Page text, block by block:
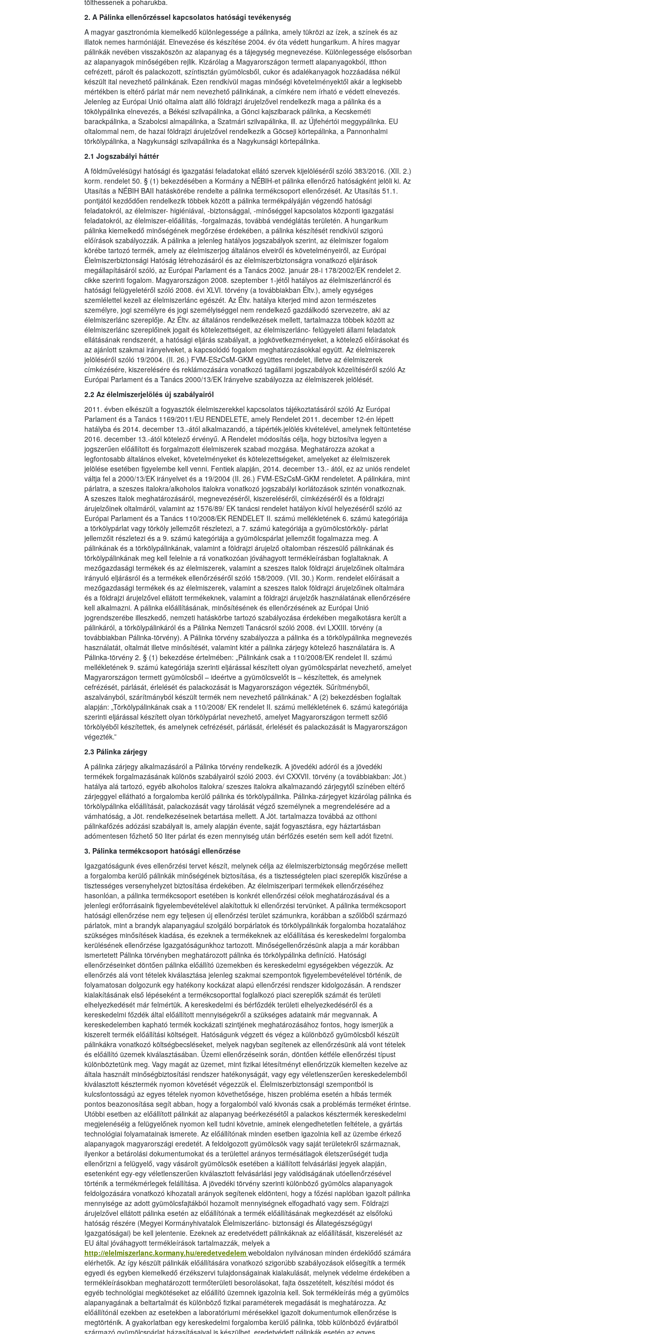
tölthessenek a poharukba.
2. A Pálinka ellenőrzéssel kapcsolatos hatósági tevékenység
A magyar gasztronómia kiemelkedő különlegessége a pálinka, amely tükrözi az ízek, a színek és az
illatok nemes harmóniáját. Elnevezése és készítése 2004. év óta védett hungarikum. A híres magyar
pálinkák nevében visszaköszön az alapanyag és a tájegység megnevezése. Különlegessége elsősorban
az alapanyagok minőségében rejlik. Kizárólag a Magyarországon termett alapanyagokból, itthon
cefrézett, párolt és palackozott, színtisztán gyümölcsből, cukor és adalékanyagok hozzáadása nélkül
készült ital nevezhető pálinkának. Ezen rendkívül magas minőségi követelményektől akár a legkisebb
mértékben is eltérő párlat már nem nevezhető pálinkának, a címkére nem írható e védett elnevezés.
Jelenleg az Európai Unió oltalma alatt álló földrajzi árujelzővel rendelkezik maga a pálinka és a
tökölypálinka elnevezés, a Békési szilvapálinka, a Gönci kajszibarack pálinka, a Kecskeméti
barackpálinka, a Szabolcsi almapálinka, a Szatmári szilvapálinka, ill. az Újfehértói meggypálinka. EU
oltalommal nem, de hazai földrajzi árujelzővel rendelkezik a Göcseji körtepálinka, a Pannonhalmi
törkölypálinka, a Nagykunsági szilvapálinka és a Nagykunsági körtepálinka.
2.1 Jogszabályi háttér
A földművelésügyi hatósági és igazgatási feladatokat ellátó szervek kijelöléséről szóló 383/2016. (XII. 2.)
korm. rendelet 50. § (1) bekezdésében a Kormány a NÉBIH-et pálinka ellenőrző hatóságként jelöli ki. Az
Utasítás a NÉBIH BAII hatáskörébe rendelte a pálinka termékcsoport ellenőrzését. Az Utasítás 51.1.
pontjától kezdődően rendelkezik többek között a pálinka termékpályáján végzendő hatósági
feladatokról, az élelmiszer- higiéniával, -biztonsággal, -minőséggel kapcsolatos központi igazgatási
feladatokról, az élelmiszer-előállítás, -forgalmazás, továbbá vendéglátás területén. A hungarikum
pálinka kiemelkedő minőségének megőrzése érdekében, a pálinka készítését rendkívül szigorú
előírások szabályozzák. A pálinka a jelenleg hatályos jogszabályok szerint, az élelmiszer fogalom
körébe tartozó termék, amely az élelmiszerjog általános elveiről és követelményeiről, az Európai
Élelmiszerbiztonsági Hatóság létrehozásáról és az élelmiszerbiztonságra vonatkozó eljárások
megállapításáról szóló, az Európai Parlament és a Tanács 2002. január 28-i 178/2002/EK rendelet 2.
cikke szerinti fogalom. Magyarországon 2008. szeptember 1-jétől hatályos az élelmiszerláncról és
hatósági felügyeletéről szóló 2008. évi XLVI. törvény (a továbbiakban Éltv.), amely egységes
szemlélettel kezeli az élelmiszerlánc egészét. Az Éltv. hatálya kiterjed mind azon természetes
személyre, jogi személyre és jogi személyiséggel nem rendelkező gazdálkodó szervezetre, aki az
élelmiszerlánc szereplője. Az Éltv. az általános rendelkezések mellett, tartalmazza többek között az
élelmiszerlánc szereplőinek jogait és kötelezettségeit, az élelmiszerlánc- felügyeleti állami feladatok
ellátásának rendszerét, a hatósági eljárás szabályait, a jogkövetkezményeket, a kötelező előírásokat és
az ajánlott szakmai irányelveket, a kapcsolódó fogalom meghatározásokkal együtt. Az élelmiszerek
jelöléséről szóló 19/2004. (II. 26.) FVM-ESzCsM-GKM együttes rendelet, illetve az élelmiszerek
címkézésére, kiszerelésére és reklámozására vonatkozó tagállami jogszabályok közelítéséről szóló Az
Európai Parlament és a Tanács 2000/13/EK Irányelve szabályozza az élelmiszerek jelölését.
2.2 Az élelmiszerjelölés új szabályairól
2011. évben elkészült a fogyasztók élelmiszerekkel kapcsolatos tájékoztatásáról szóló Az Európai
Parlament és a Tanács 1169/2011/EU RENDELETE, amely Rendelet 2011. december 12-én lépett
hatályba és 2014. december 13.-ától alkalmazandó, a tápérték-jelölés kivételével, amelynek feltüntetése
2016. december 13.-ától kötelező érvényű. A Rendelet módosítás célja, hogy biztosítva legyen a
jogszerűen előállított és forgalmazott élelmiszerek szabad mozgása. Meghatározza azokat a
legfontosabb általános elveket, követelményeket és kötelezettségeket, amelyeket az élelmiszerek
jelölése esetében figyelembe kell venni. Fentiek alapján, 2014. december 13.- ától, ez az uniós rendelet
váltja fel a 2000/13/EK irányelvet és a 19/2004 (II. 26.) FVM-ESzCsM-GKM rendeletet. A pálinkára, mint
párlatra, a szeszes italokra/alkoholos italokra vonatkozó jogszabályi korlátozások szintén vonatkoznak.
A szeszes italok meghatározásáról, megnevezéséről, kiszereléséről, címkézéséről és a földrajzi
árujelzőinek oltalmáról, valamint az 1576/89/ EK tanácsi rendelet hatályon kívül helyezéséről szóló az
Európai Parlament és a Tanács 110/2008/EK RENDELET II. számú mellékletének 6. számú kategóriája
a törkölypárlat vagy törköly jellemzőit részletezi, a 7. számú kategóriája a gyümölcstörköly- párlat
jellemzőit részletezi és a 9. számú kategóriája a gyümölcspárlat jellemzőit fogalmazza meg. A
pálinkának és a törkölypálinkának, valamint a földrajzi árujelző oltalomban részesülő pálinkának és
törkölypálinkának meg kell felelnie a rá vonatkozóan jóváhagyott termékleírásban foglaltaknak. A
mezőgazdasági termékek és az élelmiszerek, valamint a szeszes italok földrajzi árujelzőinek oltalmára
irányuló eljárásról és a termékek ellenőrzéséről szóló 158/2009. (VII. 30.) Korm. rendelet előírásait a
mezőgazdasági termékek és az élelmiszerek, valamint a szeszes italok földrajzi árujelzőinek oltalmára
és a földrajzi árujelzővel ellátott termékeknek, valamint a földrajzi árujelzők használatának ellenőrzésére
kell alkalmazni. A pálinka előállításának, minősítésének és ellenőrzésének az Európai Unió
jogrendszerébe illeszkedő, nemzeti hatáskörbe tartozó szabályozása érdekében megalkotásra került a
pálinkáról, a törkölypálinkáról és a Pálinka Nemzeti Tanácsról szóló 2008. évi LXXIII. törvény (a
továbbiakban Pálinka-törvény). A Pálinka törvény szabályozza a pálinka és a törkölypálinka megnevezés
használatát, oltalmát illetve minősítését, valamint kitér a pálinka zárjegy kötelező használatára is. A
Pálinka-törvény 2. § (1) bekezdése értelmében: „Pálinkánk csak a 110/2008/EK rendelet II. számú
mellékletének 9. számú kategóriája szerinti eljárással készített olyan gyümölcspárlat nevezhető, amelyet
Magyarországon termett gyümölcsből – ideértve a gyümölcsvelőt is – készítettek, és amelynek
cefrézését, párlását, érlelését és palackozását is Magyarországon végezték. Sűrítményből,
aszalványból, szárítmányból készült termék nem nevezhető pálinkának.” A (2) bekezdésben foglaltak
alapján: „Törkölypálinkának csak a 110/2008/ EK rendelet II. számú mellékletének 6. számú kategóriája
szerinti eljárással készített olyan törkölypárlat nevezhető, amelyet Magyarországon termett szőlő
törkölyéből készítettek, és amelynek cefrézését, párlását, érlelését és palackozását is Magyarországon
végezték.”
2.3 Pálinka zárjegy
A pálinka zárjegy alkalmazásáról a Pálinka törvény rendelkezik. A jövedéki adóról és a jövedéki
termékek forgalmazásának különös szabályairól szóló 2003. évi CXXVII. törvény (a továbbiakban: Jöt.)
hatálya alá tartozó, egyéb alkoholos italokra/ szeszes italokra alkalmazandó zárjegytől színében eltérő
zárjeggyel ellátható a forgalomba kerülő pálinka és törkölypálinka. Pálinka-zárjegyet kizárólag pálinka és
törkölypálinka előállítását, palackozását vagy tárolását végző személynek a megrendelésére ad a
vámhatóság, a Jöt. rendelkezéseinek betartása mellett. A Jöt. tartalmazza továbbá az otthoni
pálinkafőzés adózási szabályait is, amely alapján évente, saját fogyasztásra, egy háztartásban
adómentesen főzhető 50 liter párlat és ezen mennyiség után bérfőzés esetén sem kell adót fizetni.
3. Pálinka termékcsoport hatósági ellenőrzése
Igazgatóságunk éves ellenőrzési tervet készít, melynek célja az élelmiszerbiztonság megőrzése mellett
a forgalomba kerülő pálinkák minőségének biztosítása, és a tisztességtelen piaci szereplők kiszűrése a
tisztességes versenyhelyzet biztosítása érdekében. Az élelmiszeripari termékek ellenőrzéséhez
hasonlóan, a pálinka termékcsoport esetében is konkrét ellenőrzési célok meghatározásával és a
jelenlegi erőforrásaink figyelembevételével alakítottuk ki ellenőrzési tervünket. A pálinka termékcsoport
hatósági ellenőrzése nem egy teljesen új ellenőrzési terület számunkra, korábban a szőlőből származó
párlatok, mint a brandyk alapanyagául szolgáló borpárlatok és törkölypálinkák forgalomba hozatalához
szükséges minősítések kiadása, és ezeknek a termékeknek az előállítása és kereskedelmi forgalomba
kerülésének ellenőrzése Igazgatóságunkhoz tartozott. Minőségellenőrzésünk alapja a már korábban
ismertetett Pálinka törvényben meghatározott pálinka és törkölypálinka definíció. Hatósági
ellenőrzéseinket döntően pálinka előállító üzemekben és kereskedelmi egységekben végezzük. Az
ellenőrzés alá vont tételek kiválasztása jelenleg szakmai szempontok figyelembevételével történik, de
folyamatosan dolgozunk egy hatékony kockázat alapú ellenőrzési rendszer kidolgozásán. A rendszer
kialakításának első lépéseként a termékcsoporttal foglalkozó piaci szereplők számát és területi
elhelyezkedését már felmértük. A kereskedelmi és bérfőzdék területi elhelyezkedéséről és a
kereskedelmi főzdék által előállított mennyiségekről a szükséges adataink már megvannak. A
kereskedelemben kapható termék kockázati szintjének meghatározásához fontos, hogy ismerjük a
kiszerelt termék előállítási költségeit. Hatóságunk végzett és végez a különböző gyümölcsből készült
pálinkákra vonatkozó költségbecsléseket, melyek nagyban segítenek az ellenőrzésünk alá vont tételek
és előállító üzemek kiválasztásában. Üzemi ellenőrzéseink során, döntően kétféle ellenőrzési típust
különböztetünk meg. Vagy magát az üzemet, mint fizikai létesítményt ellenőrizzük kiemelten kezelve az
általa használt minőségbiztosítási rendszer hatékonyságát, vagy egy véletlenszerűen kereskedelemből
kiválasztott késztermék nyomon követését végezzük el. Élelmiszerbiztonsági szempontból is
kulcsfontosságú az egyes tételek nyomon követhetősége, hiszen probléma esetén a hibás termék
pontos beazonosítása segít abban, hogy a forgalomból való kivonás csak a problémás terméket érintse.
Utóbbi esetben az előállított pálinkát az alapanyag beérkezésétől a palackos késztermék kereskedelmi
megjelenéséig a felügyelőnek nyomon kell tudni követnie, aminek elengedhetetlen feltétele, a gyártás
technológiai folyamatainak ismerete. Az előállítónak minden esetben igazolnia kell az üzembe érkező
alapanyagok magyarországi eredetét. A feldolgozott gyümölcsök vagy saját területekről származnak,
ilyenkor a betárolási dokumentumokat és a területtel arányos termésátlagok életszerűségét tudja
ellenőrizni a felügyelő, vagy vásárolt gyümölcsök esetében a kiállított felvásárlási jegyek alapján,
esetenként egy-egy véletlenszerűen kiválasztott felvásárlási jegy valódiságának utóellenőrzésével
történik a termékmérlegek felállítása. A jövedéki törvény szerinti különböző gyümölcs alapanyagok
feldolgozására vonatkozó kihozatali arányok segítenek eldönteni, hogy a főzési naplóban igazolt pálinka
mennyisége az adott gyümölcsfajtákból hozamolt mennyiségnek elfogadható vagy sem. Földrajzi
árujelzővel ellátott pálinka esetén az előállítónak a termék előállításának megkezdését az elsőfokú
hatóság részére (Megyei Kormányhivatalok Élelmiszerlánc- biztonsági és Állategészségügyi
Igazgatóságai) be kell jelentenie. Ezeknek az eredetvédett pálinkáknak az előállítását, kiszerelését az
EU által jóváhagyott termékleírások tartalmazzák, melyek a
http://elelmiszerlanc.kormany.hu/eredetvedelem weboldalon nyilvánosan minden érdeklődő számára
elérhetők. Az így készült pálinkák előállítására vonatkozó szigorúbb szabályozások elősegítik a termék
egyedi és egyben kiemelkedő érzékszervi tulajdonságainak kialakulását, melynek védelme érdekében a
termékleírásokban meghatározott termőterületi besorolásokat, fajta összetételt, készítési módot és
egyéb technológiai megkötéseket az előállító üzemnek igazolnia kell. Sok termékleírás még a gyümölcs
alapanyagának a beltartalmát és különböző fizikai paraméterek megadását is meghatározza. Az
előállítónál ezekben az esetekben a laboratóriumi mérésekkel igazolt dokumentumok ellenőrzése is
megtörténik. A gyakorlatban egy kereskedelmi forgalomba kerülő pálinka, több különböző évjáratból